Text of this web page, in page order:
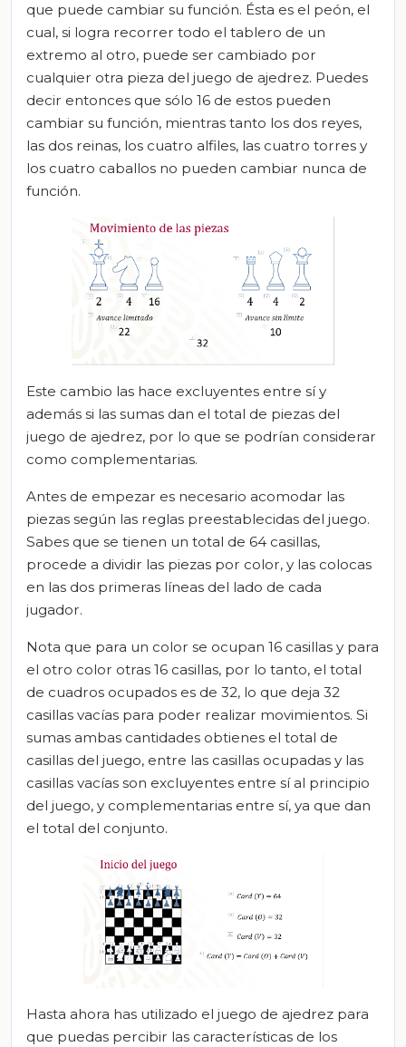
que puede cambiar su función. Ésta es el peón, el
cual, si logra recorrer todo el tablero de un
extremo al otro, puede ser cambiado por
cualquier otra pieza del juego de ajedrez. Puedes
decir entonces que sólo 16 de estos pueden
cambiar su función, mientras tanto los dos reyes,
las dos reinas, los cuatro alfiles, las cuatro torres y
los cuatro caballos no pueden cambiar nunca de
función.
Este cambio las hace excluyentes entre sí y
además si las sumas dan el total de piezas del
juego de ajedrez, por lo que se podrían considerar
como complementarias.
Antes de empezar es necesario acomodar las
piezas según las reglas preestablecidas del juego.
Sabes que se tienen un total de 64 casillas,
procede a dividir las piezas por color, y las colocas
en las dos primeras líneas del lado de cada
jugador.
Nota que para un color se ocupan 16 casillas y para
el otro color otras 16 casillas, por lo tanto, el total
de cuadros ocupados es de 32, lo que deja 32
casillas vacías para poder realizar movimientos. Si
sumas ambas cantidades obtienes el total de
casillas del juego, entre las casillas ocupadas y las
casillas vacías son excluyentes entre sí al principio
del juego, y complementarias entre sí, ya que dan
el total del conjunto.
Hasta ahora has utilizado el juego de ajedrez para
que puedas percibir las características de los